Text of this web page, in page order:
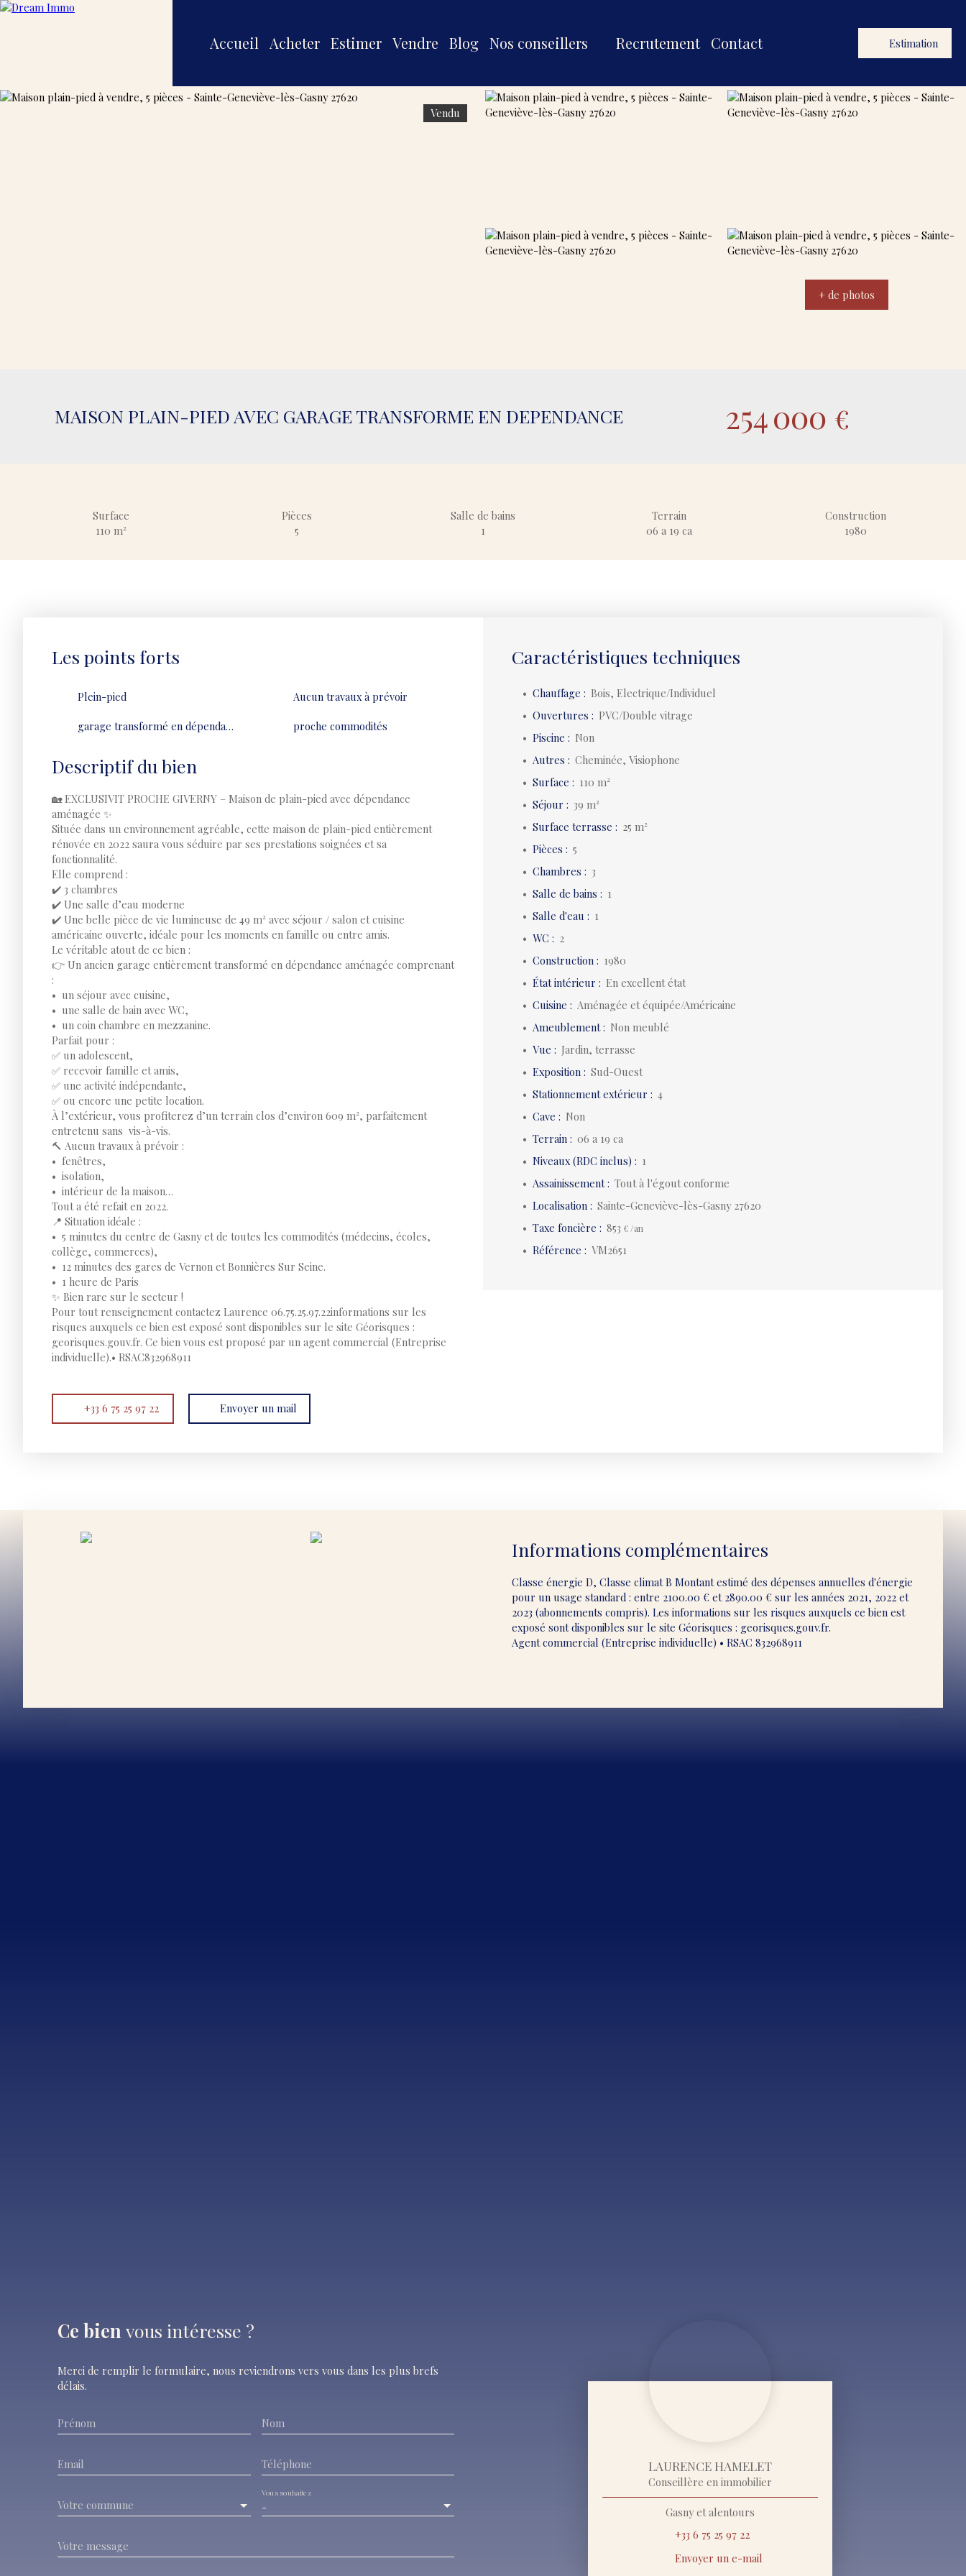
Accueil Acheter Estimer Vendre Blog Nos conseillers Recrutement Contact Estimation
Vendu
+ de photos
MAISON PLAIN-PIED AVEC GARAGE TRANSFORME EN DEPENDANCE 254 000 €
Surface
110 m²
Pièces
5
Salle de bains
1
Terrain
06 a 19 ca
Construction
1980
Les points forts
Plein-pied Aucun travaux à prévoir
garage transformé en dépendance proche commodités
Descriptif du bien
🏡 EXCLUSIVIT PROCHE GIVERNY – Maison de plain-pied avec dépendance
aménagée ✨
Située dans un environnement agréable, cette maison de plain-pied entièrement
rénovée en 2022 saura vous séduire par ses prestations soignées et sa
fonctionnalité.
Elle comprend :
✔️ 3 chambres
✔️ Une salle d’eau moderne
✔️ Une belle pièce de vie lumineuse de 49 m² avec séjour / salon et cuisine
américaine ouverte, idéale pour les moments en famille ou entre amis.
Le véritable atout de ce bien :
👉 Un ancien garage entièrement transformé en dépendance aménagée comprenant
:
un séjour avec cuisine,
une salle de bain avec WC,
un coin chambre en mezzanine.
Parfait pour :
✅ un adolescent,
✅ recevoir famille et amis,
✅ une activité indépendante,
✅ ou encore une petite location.
À l’extérieur, vous profiterez d’un terrain clos d’environ 609 m², parfaitement
entretenu sans vis-à-vis.
🔨 Aucun travaux à prévoir :
fenêtres,
isolation,
intérieur de la maison…
Tout a été refait en 2022.
📍 Situation idéale :
5 minutes du centre de Gasny et de toutes les commodités (médecins, écoles,
collège, commerces),
12 minutes des gares de Vernon et Bonnières Sur Seine.
1 heure de Paris
✨ Bien rare sur le secteur !
Pour tout renseignement contactez Laurence 06.75.25.97.22informations sur les
risques auxquels ce bien est exposé sont disponibles sur le site Géorisques :
georisques.gouv.fr. Ce bien vous est proposé par un agent commercial (Entreprise
individuelle).• RSAC832968911
+33 6 75 25 97 22 Envoyer un mail
Caractéristiques techniques
Chauffage : Bois, Electrique/Individuel
Ouvertures : PVC/Double vitrage
Piscine : Non
Autres : Cheminée, Visiophone
Surface : 110m²
Séjour : 39m²
Surface terrasse : 25m²
Pièces : 5
Chambres : 3
Salle de bains : 1
Salle d'eau : 1
WC : 2
Construction : 1980
État intérieur : En excellent état
Cuisine : Aménagée et équipée/Américaine
Ameublement: Non meublé
Vue : Jardin, terrasse
Exposition : Sud-Ouest
Stationnement extérieur : 4
Cave : Non
Terrain : 06 a 19 ca
Niveaux (RDC inclus) : 1
Assainissement: Tout à l'égout conforme
Localisation : Sainte-Geneviève-lès-Gasny 27620
Taxe foncière : 853€ /an
Référence : VM2651
Informations complémentaires
Classe énergie D, Classe climat B Montant estimé des dépenses annuelles d'énergie
pour un usage standard : entre 2100.00 € et 2890.00 € sur les années 2021, 2022 et
2023 (abonnements compris). Les informations sur les risques auxquels ce bien est
exposé sont disponibles sur le site Géorisques : georisques.gouv.fr.
Agent commercial (Entreprise individuelle) • RSAC 832968911
Ce bien vous intéresse ?
Merci de remplir le formulaire, nous reviendrons vers vous dans les plus brefs
délais.
Prénom Nom
Email Téléphone
Votre commune -
Vous souhaitez
Votre message
LAURENCE HAMELET
Conseillère en immobilier
Gasny et alentours
+33 6 75 25 97 22
Envoyer un e-mail